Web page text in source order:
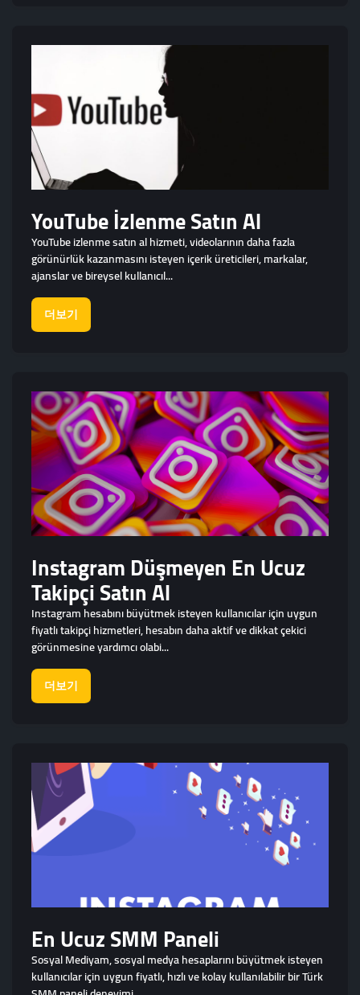
YouTube İzlenme Satın Al
YouTube izlenme satın al hizmeti, videolarının daha fazla
görünürlük kazanmasını isteyen içerik üreticileri, markalar,
ajanslar ve bireysel kullanıcıl...
더보기
Instagram Düşmeyen En Ucuz
Takipçi Satın Al
Instagram hesabını büyütmek isteyen kullanıcılar için uygun
fiyatlı takipçi hizmetleri, hesabın daha aktif ve dikkat çekici
görünmesine yardımcı olabi...
더보기
En Ucuz SMM Paneli
Sosyal Mediyam, sosyal medya hesaplarını büyütmek isteyen
kullanıcılar için uygun fiyatlı, hızlı ve kolay kullanılabilir bir Türk